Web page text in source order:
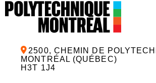
2500, CHEMIN DE
MONTRÉAL (QUÉBEC)
H3T 1J4